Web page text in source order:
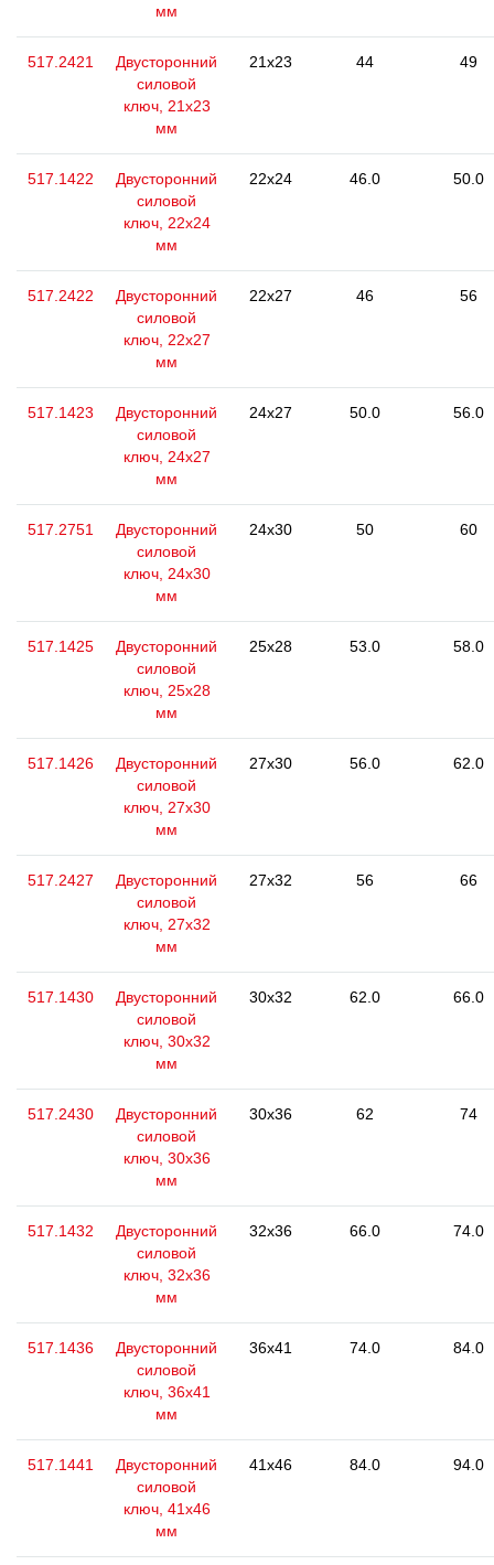
мм
517.2421
Двусторонний
силовой
ключ, 21x23
мм
21x23 44 49
517.1422
Двусторонний
силовой
ключ, 22x24
мм
22x24 46.0 50.0
517.2422
Двусторонний
силовой
ключ, 22x27
мм
22x27 46 56
517.1423
Двусторонний
силовой
ключ, 24x27
мм
24x27 50.0 56.0
517.2751
Двусторонний
силовой
ключ, 24x30
мм
24x30 50 60
517.1425
Двусторонний
силовой
ключ, 25x28
мм
25x28 53.0 58.0
517.1426
Двусторонний
силовой
ключ, 27x30
мм
27x30 56.0 62.0
517.2427
Двусторонний
силовой
ключ, 27x32
мм
27x32 56 66
517.1430
Двусторонний
силовой
ключ, 30x32
мм
30x32 62.0 66.0
517.2430
Двусторонний
силовой
ключ, 30x36
мм
30x36 62 74
517.1432
Двусторонний
силовой
ключ, 32x36
мм
32x36 66.0 74.0
517.1436
Двусторонний
силовой
ключ, 36х41
мм
36x41 74.0 84.0
517.1441
Двусторонний
силовой
ключ, 41x46
мм
41x46 84.0 94.0